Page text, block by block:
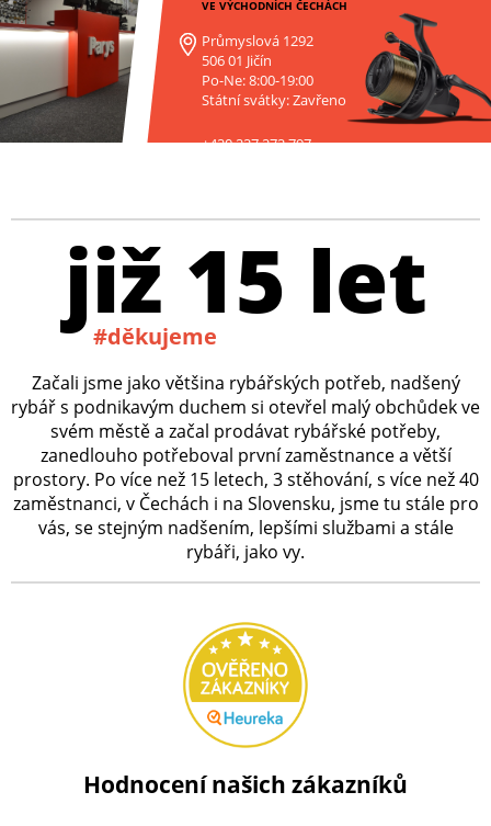
VE VÝCHODNÍCH ČECHÁCH
Průmyslová 1292
506 01 Jičín
Po-Ne: 8:00-19:00
Státní svátky: Zavřeno
+420 227 272 797
již 15 let
#děkujeme
Začali jsme jako většina rybářských potřeb, nadšený
rybář s podnikavým duchem si otevřel malý obchůdek ve
svém městě a začal prodávat rybářské potřeby,
zanedlouho potřeboval první zaměstnance a větší
prostory. Po více než 15 letech, 3 stěhování, s více než 40
zaměstnanci, v Čechách i na Slovensku, jsme tu stále pro
vás, se stejným nadšením, lepšími službami a stále
rybáři, jako vy.
Hodnocení našich zákazníků